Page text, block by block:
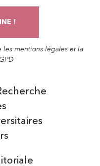
les mentions légales et la